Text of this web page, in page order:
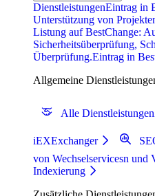
DienstleistungenEintrag in
Unterstützung von
Listung auf BestChange:
Sicherheitsüberprüfung,
Überprüfung.Eintrag in
Allgemeine
Alle Dienstleistungen
iEXExchanger
von Wechselservicesn und
Indexierung